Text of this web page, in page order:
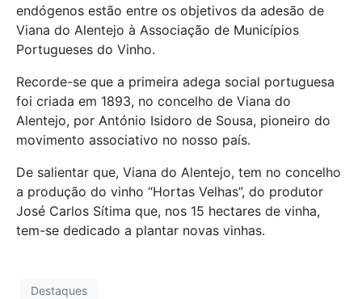
endógenos estão entre os objetivos da adesão de
Viana do Alentejo à Associação de Municípios
Portugueses do Vinho.
Recorde-se que a primeira adega social portuguesa
foi criada em 1893, no concelho de Viana do
Alentejo, por António Isidoro de Sousa, pioneiro do
movimento associativo no nosso país.
De salientar que, Viana do Alentejo, tem no concelho
a produção do vinho “Hortas Velhas”, do produtor
José Carlos Sítima que, nos 15 hectares de vinha,
tem-se dedicado a plantar novas vinhas.
Destaques